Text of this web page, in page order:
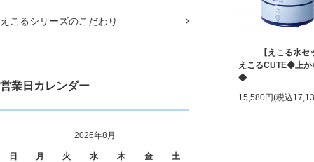
えこるシリーズのこだわり
営業日カレンダー
2026年8月
日 月 火 水 木 金 土
【えこる水セ
えこるCUTE◆上か
◆
15,580円(税込